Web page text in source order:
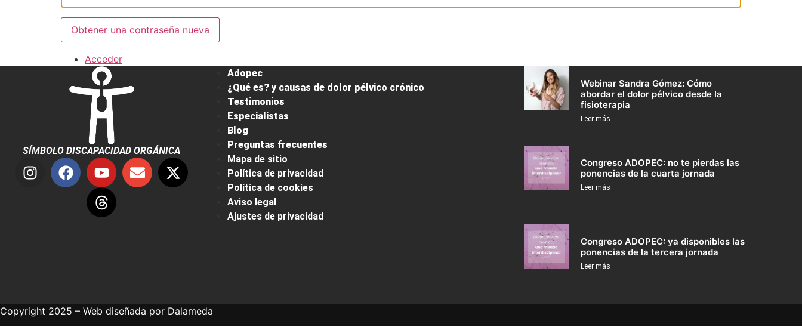
Obtener una contraseña nueva
Acceder
SÍMBOLO DISCAPACIDAD ORGÁNICA
Adopec
¿Qué es? y causas de dolor pélvico crónico
Testimonios
Especialistas
Blog
Preguntas frecuentes
Mapa de sitio
Política de privacidad
Política de cookies
Aviso legal
Ajustes de privacidad
Webinar Sandra Gómez: Cómo
abordar el dolor pélvico desde la
fisioterapia
Leer más
Congreso ADOPEC: no te pierdas las
ponencias de la cuarta jornada
Leer más
Congreso ADOPEC: ya disponibles las
ponencias de la tercera jornada
Leer más
Copyright 2025 – Web diseñada por Dalameda